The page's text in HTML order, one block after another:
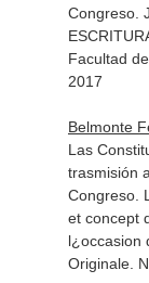
Congreso.
Facultad
2017
Belmonte
Las
trasmisión
Congreso.
et concept
l¿occasion
Originale.